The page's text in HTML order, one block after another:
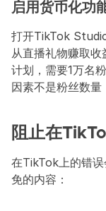
启用货币化功
打开TikTok
从直播礼物赚取
计划，需要1万名
因素不是粉丝数量
阻止在
在TikTok上的错
免的内容：